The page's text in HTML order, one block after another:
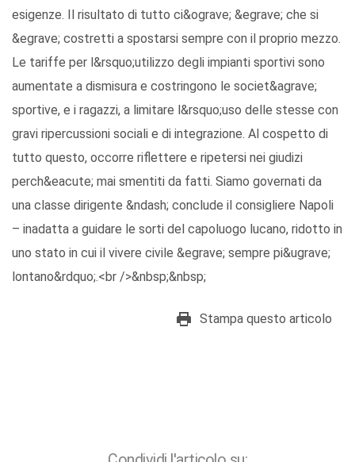
esigenze. Il risultato di tutto ci&ograve; &egrave; che si
&egrave; costretti a spostarsi sempre con il proprio mezzo.
Le tariffe per l&rsquo;utilizzo degli impianti sportivi sono
aumentate a dismisura e costringono le societ&agrave;
sportive, e i ragazzi, a limitare l&rsquo;uso delle stesse con
gravi ripercussioni sociali e di integrazione. Al cospetto di
tutto questo, occorre riflettere e ripetersi nei giudizi
perch&eacute; mai smentiti da fatti. Siamo governati da
una classe dirigente &ndash; conclude il consigliere Napoli
– inadatta a guidare le sorti del capoluogo lucano, ridotto in
uno stato in cui il vivere civile &egrave; sempre pi&ugrave;
lontano&rdquo;.<br />&nbsp;&nbsp;
Stampa questo articolo